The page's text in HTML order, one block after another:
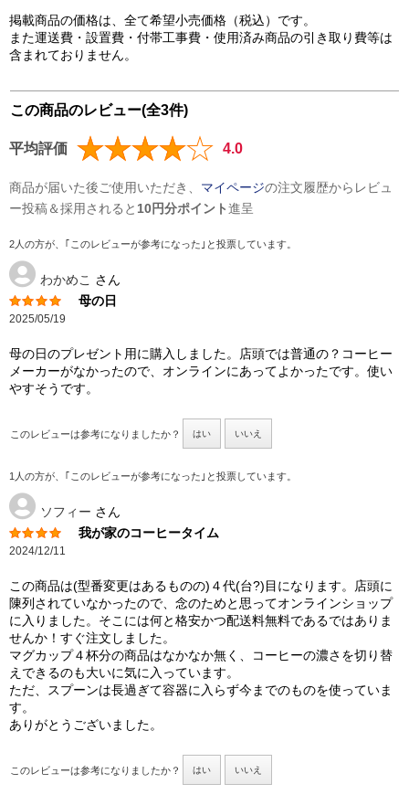
掲載商品の価格は、全て希望小売価格（税込）です。
また運送費・設置費・付帯工事費・使用済み商品の引き取り費等は
含まれておりません。
この商品のレビュー(全3件)
平均評価 4.0
商品が届いた後ご使用いただき、 マイページの注文履歴からレビュ
ー投稿＆採用されると 10円分ポイント進呈
2人の方が、｢このレビューが参考になった｣と投票しています。
わかめこ さん
母の日
2025/05/19
母の日のプレゼント用に購入しました。店頭では普通の？コーヒー
メーカーがなかったので、オンラインにあってよかったです。使い
やすそうです。
このレビューは参考になりましたか？ はい いいえ
1人の方が、｢このレビューが参考になった｣と投票しています。
ソフィー さん
我が家のコーヒータイム
2024/12/11
この商品は(型番変更はあるものの)４代(台?)目になります。店頭に
陳列されていなかったので、念のためと思ってオンラインショップ
に入りました。そこには何と格安かつ配送料無料であるではありま
せんか！すぐ注文しました。
マグカップ４杯分の商品はなかなか無く、コーヒーの濃さを切り替
えできるのも大いに気に入っています。
ただ、スプーンは長過ぎて容器に入らず今までのものを使っていま
す。
ありがとうございました。
このレビューは参考になりましたか？ はい いいえ